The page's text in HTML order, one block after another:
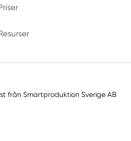
från Smartproduktion Sverige AB